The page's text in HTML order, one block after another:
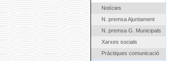
Notícies
N. premsa Ajuntament
N. premsa G. Municipals
Xarxes socials
Pràctiques comunicació